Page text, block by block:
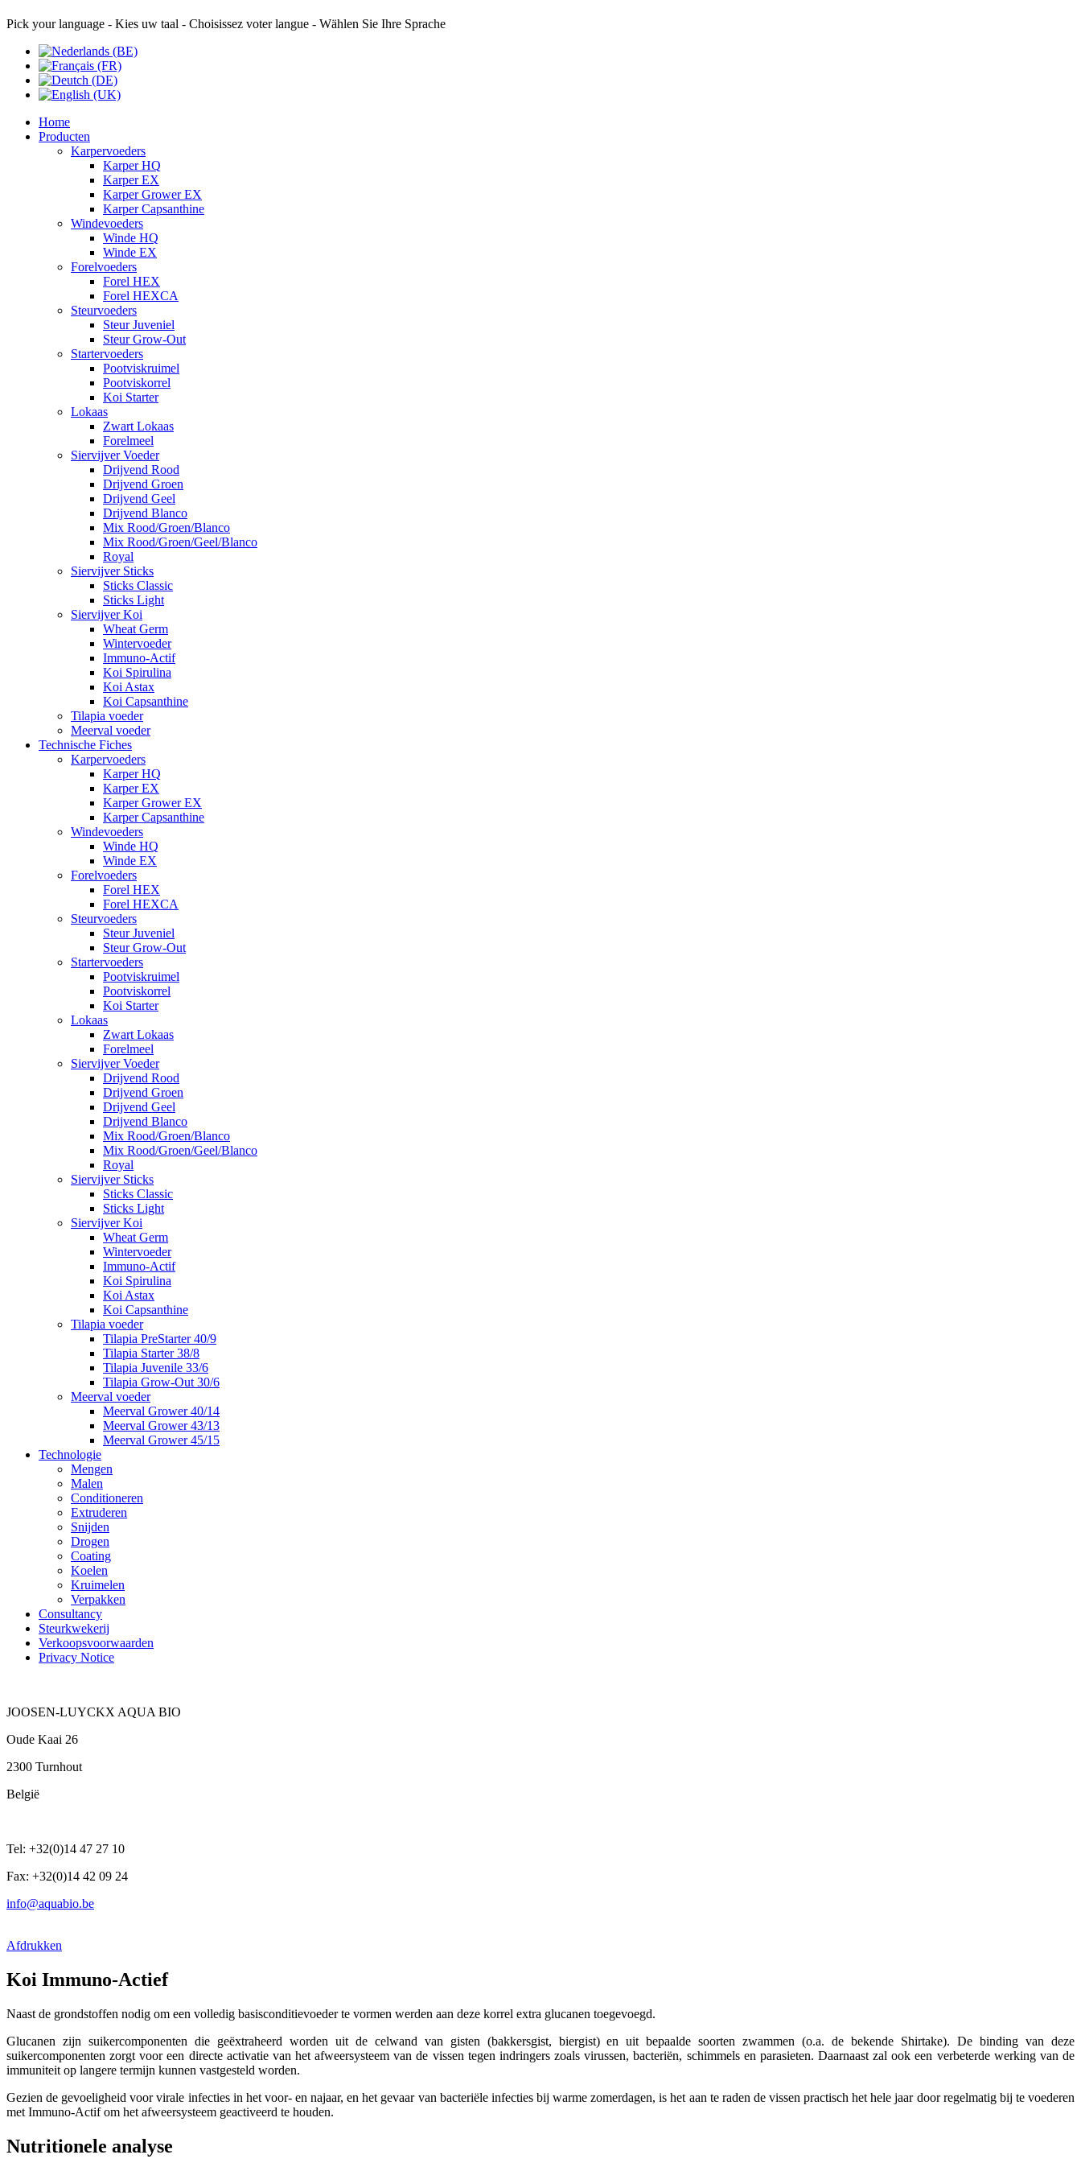
Pick your language - Kies uw taal - Choisissez voter langue - Wählen Sie Ihre Sprache
Home
Producten
Karpervoeders
Karper HQ
Karper EX
Karper Grower EX
Karper Capsanthine
Windevoeders
Winde HQ
Winde EX
Forelvoeders
Forel HEX
Forel HEXCA
Steurvoeders
Steur Juveniel
Steur Grow-Out
Startervoeders
Pootviskruimel
Pootviskorrel
Koi Starter
Lokaas
Zwart Lokaas
Forelmeel
Siervijver Voeder
Drijvend Rood
Drijvend Groen
Drijvend Geel
Drijvend Blanco
Mix Rood/Groen/Blanco
Mix Rood/Groen/Geel/Blanco
Royal
Siervijver Sticks
Sticks Classic
Sticks Light
Siervijver Koi
Wheat Germ
Wintervoeder
Immuno-Actif
Koi Spirulina
Koi Astax
Koi Capsanthine
Tilapia voeder
Meerval voeder
Technische Fiches
Karpervoeders
Karper HQ
Karper EX
Karper Grower EX
Karper Capsanthine
Windevoeders
Winde HQ
Winde EX
Forelvoeders
Forel HEX
Forel HEXCA
Steurvoeders
Steur Juveniel
Steur Grow-Out
Startervoeders
Pootviskruimel
Pootviskorrel
Koi Starter
Lokaas
Zwart Lokaas
Forelmeel
Siervijver Voeder
Drijvend Rood
Drijvend Groen
Drijvend Geel
Drijvend Blanco
Mix Rood/Groen/Blanco
Mix Rood/Groen/Geel/Blanco
Royal
Siervijver Sticks
Sticks Classic
Sticks Light
Siervijver Koi
Wheat Germ
Wintervoeder
Immuno-Actif
Koi Spirulina
Koi Astax
Koi Capsanthine
Tilapia voeder
Tilapia PreStarter 40/9
Tilapia Starter 38/8
Tilapia Juvenile 33/6
Tilapia Grow-Out 30/6
Meerval voeder
Meerval Grower 40/14
Meerval Grower 43/13
Meerval Grower 45/15
Technologie
Mengen
Malen
Conditioneren
Extruderen
Snijden
Drogen
Coating
Koelen
Kruimelen
Verpakken
Consultancy
Steurkwekerij
Verkoopsvoorwaarden
Privacy Notice
JOOSEN-LUYCKX AQUA BIO
Oude Kaai 26
2300 Turnhout
België
Tel: +32(0)14 47 27 10
Fax: +32(0)14 42 09 24
info@aquabio.be
Afdrukken
Koi Immuno-Actief
Naast de grondstoffen nodig om een volledig basisconditievoeder te vormen werden aan deze korrel extra glucanen toegevoegd.
Glucanen zijn suikercomponenten die geëxtraheerd worden uit de celwand van gisten (bakkersgist, biergist) en uit bepaalde soorten zwammen (o.a. de bekende Shirtake). De binding van deze
suikercomponenten zorgt voor een directe activatie van het afweersysteem van de vissen tegen indringers zoals virussen, bacteriën, schimmels en parasieten. Daarnaast zal ook een verbeterde werking van de
immuniteit op langere termijn kunnen vastgesteld worden.
Gezien de gevoeligheid voor virale infecties in het voor- en najaar, en het gevaar van bacteriële infecties bij warme zomerdagen, is het aan te raden de vissen practisch het hele jaar door regelmatig bij te voederen
met Immuno-Actif om het afweersysteem geactiveerd te houden.
Nutritionele analyse